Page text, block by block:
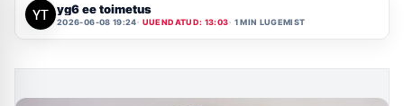
yg6 ee toimetus
2026-06-08 19:24 UUENDATUD: 13:03 1 MIN LUGEMIST